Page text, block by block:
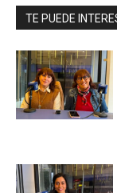
TE PUEDE